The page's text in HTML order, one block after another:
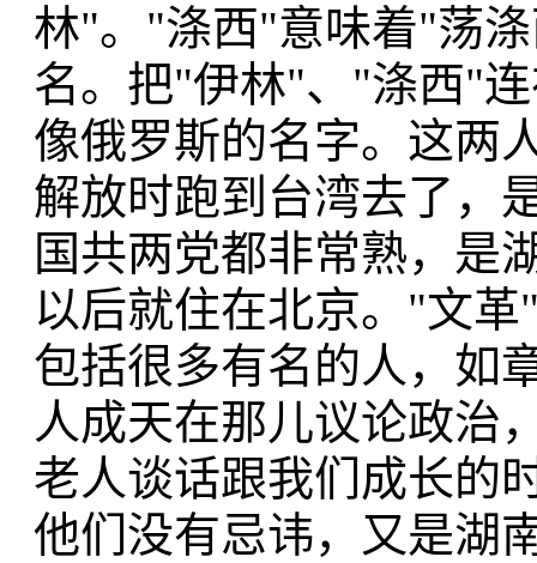
林"。"涤西"意味着"荡
名。把"伊林"、"涤西"
像俄罗斯的名字。这两
解放时跑到台湾去了，
国共两党都非常熟，是
以后就住在北京。"文
包括很多有名的人，如
人成天在那儿议论政治
老人谈话跟我们成长的
他们没有忌讳，又是湖